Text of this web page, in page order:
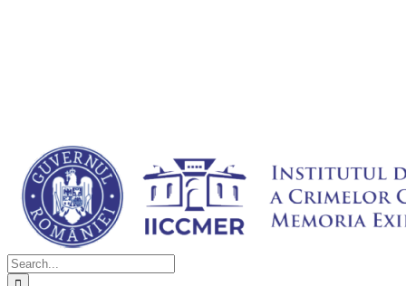
Search
for: